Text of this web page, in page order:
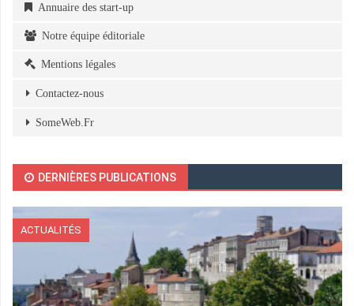
Annuaire des start-up
Notre équipe éditoriale
Mentions légales
Contactez-nous
SomeWeb.Fr
DERNIÈRES PUBLICATIONS
ACTUALITÉS